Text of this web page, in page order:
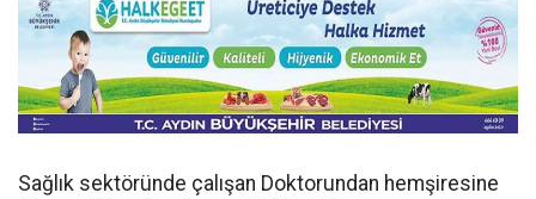
Sağlık sektöründe çalışan Doktorundan hemşiresine